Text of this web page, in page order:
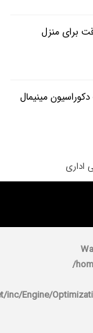
rocket/inc/